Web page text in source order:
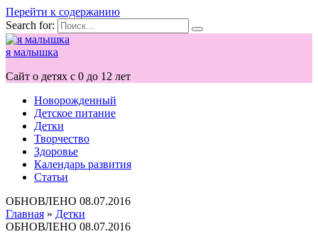
Перейти к содержанию
Search for:
я малышка
Сайт о детях с 0 до 12 лет
Новорожденный
Детское питание
Детки
Творчество
Здоровье
Календарь развития
Статьи
ОБНОВЛЕНО 08.07.2016
Главная » Детки
ОБНОВЛЕНО 08.07.2016